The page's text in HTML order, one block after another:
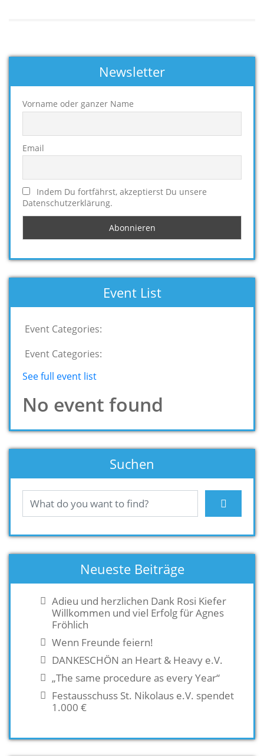
Newsletter
Vorname oder ganzer Name
Email
Indem Du fortfährst, akzeptierst Du unsere
Datenschutzerklärung.
Event List
Event Categories:
Event Categories:
See full event list
No event found
Suchen
Neueste Beiträge
Adieu und herzlichen Dank Rosi Kiefer
Willkommen und viel Erfolg für Agnes
Fröhlich
Wenn Freunde feiern!
DANKESCHÖN an Heart & Heavy e.V.
„The same procedure as every Year“
Festausschuss St. Nikolaus e.V. spendet
1.000 €